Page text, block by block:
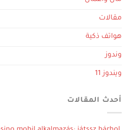
مقالات
هواتف ذكية
وندوز
ويندوز 11
أحدث المقالات